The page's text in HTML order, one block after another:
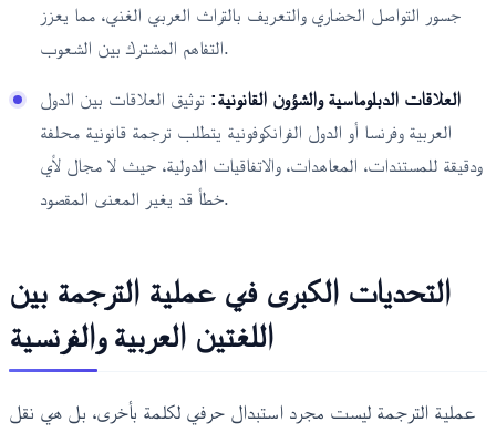
جسور التواصل الحضاري والتعريف بالتراث العربي الغني، مما يعزز
التفاهم المشترك بين الشعوب.
العلاقات الدبلوماسية والشؤون القانونية: توثيق العلاقات بين الدول
العربية وفرنسا أو الدول الفرانكوفونية يتطلب ترجمة قانونية محلفة
ودقيقة للمستندات، المعاهدات، والاتفاقيات الدولية، حيث لا مجال لأي
خطأ قد يغير المعنى المقصود.
التحديات الكبرى في عملية الترجمة بين
اللغتين العربية والفرنسية
عملية الترجمة ليست مجرد استبدال حرفي لكلمة بأخرى، بل هي نقل